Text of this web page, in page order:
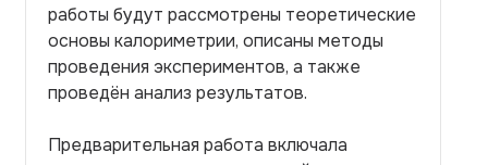
работы будут рассмотрены теоретические
основы калориметрии, описаны методы
проведения экспериментов, а также
проведён анализ результатов.
Предварительная работа включала